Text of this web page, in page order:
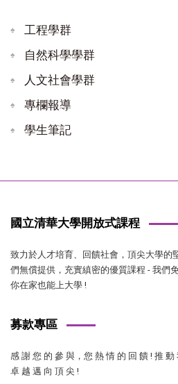
工程學群
自然科學學群
人文社會學群
專欄報導
學生筆記
國立清華大學開放式課程
致力於人才培育、回饋社會，頂尖大學的
們無償提供，充實縝密的優質課程 - 我們
你在家也能上大學 !
募款專區
感 謝 您 的 參 與，您 熱 情 的 回 饋 ! 推 動
卓 越 邁 向 頂 尖 !